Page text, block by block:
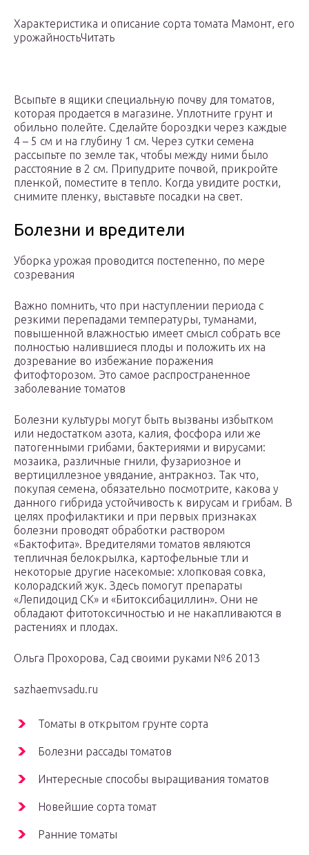
Характеристика и описание сорта томата Мамонт, его
урожайностьЧитать
Всыпьте в ящики специальную почву для томатов,
которая продается в магазине. Уплотните грунт и
обильно полейте. Сделайте бороздки через каждые
4 – 5 см и на глубину 1 см. Через сутки семена
рассыпьте по земле так, чтобы между ними было
расстояние в 2 см. Припудрите почвой, прикройте
пленкой, поместите в тепло. Когда увидите ростки,
снимите пленку, выставьте посадки на свет.
Болезни и вредители
Уборка урожая проводится постепенно, по мере
созревания
Важно помнить, что при наступлении периода с
резкими перепадами температуры, туманами,
повышенной влажностью имеет смысл собрать все
полностью налившиеся плоды и положить их на
дозревание во избежание поражения
фитофторозом. Это самое распространенное
заболевание томатов
Болезни культуры могут быть вызваны избытком
или недостатком азота, калия, фосфора или же
патогенными грибами, бактериями и вирусами:
мозаика, различные гнили, фузариозное и
вертициллезное увядание, антракноз. Так что,
покупая семена, обязательно посмотрите, какова у
данного гибрида устойчивость к вирусам и грибам. В
целях профилактики и при первых признаках
болезни проводят обработки раствором
«Бактофита». Вредителями томатов являются
тепличная белокрылка, картофельные тли и
некоторые другие насекомые: хлопковая совка,
колорадский жук. Здесь помогут препараты
«Лепидоцид СК» и «Битоксибациллин». Они не
обладают фитотоксичностью и не накапливаются в
растениях и плодах.
Ольга Прохорова, Сад своими руками №6 2013
sazhaemvsadu.ru
Томаты в открытом грунте сорта
Болезни рассады томатов
Интересные способы выращивания томатов
Новейшие сорта томат
Ранние томаты